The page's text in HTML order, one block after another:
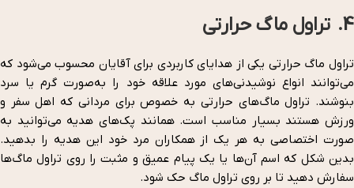
4. تراول ماگ حرارتی
تراول ماگ حرارتی یکی از هدایای کاربردی برای آقایان محسوب می‌شود که
می‌توانند انواع نوشیدنی‌های مورد علاقه خود را به‌صورت گرم یا سرد
بنوشند. تراول ماگ‌های حرارتی به خصوص برای مردانی که اهل سفر و
ورزش هستند بسیار مناسب است. همانند پک‌های هدیه می‌توانید به
صورت اختصاصی به هر یک از همکاران مرد خود این هدیه را بدهید.
بدین شکل که اسم آن‌ها یا یک پیام عمیق و مثبت را روی تراول ماگ‌ها
سفارش دهید تا بر روی تراول ماگ حک شود.